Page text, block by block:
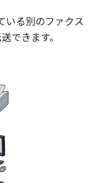
いる別のファクス
できます。